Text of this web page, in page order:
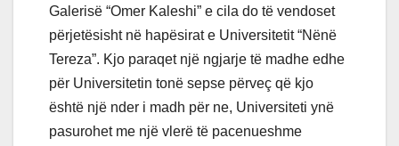
Galerisë “Omer Kaleshi” e cila do të vendoset
përjetësisht në hapësirat e Universitetit “Nënë
Tereza”. Kjo paraqet një ngjarje të madhe edhe
për Universitetin tonë sepse përveç që kjo
është një nder i madh për ne, Universiteti ynë
pasurohet me një vlerë të pacenueshme